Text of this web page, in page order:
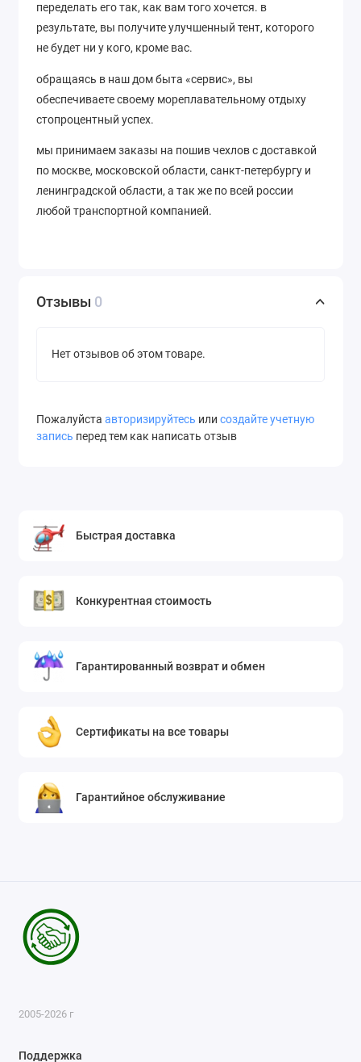
переделать его так, как вам того хочется. в
результате, вы получите улучшенный тент, которого
не будет ни у кого, кроме вас.
обращаясь в наш дом быта «сервис», вы
обеспечиваете своему мореплавательному отдыху
стопроцентный успех.
мы принимаем заказы на пошив чехлов с доставкой
по москве, московской области, санкт-петербургу и
ленинградской области, а так же по всей россии
любой транспортной компанией.
Отзывы 0
Нет отзывов об этом товаре.
Пожалуйста авторизируйтесь или создайте учетную
запись перед тем как написать отзыв
Быстрая доставка
Конкурентная стоимость
Гарантированный возврат и обмен
Сертификаты на все товары
Гарантийное обслуживание
2005-2026 г
Поддержка